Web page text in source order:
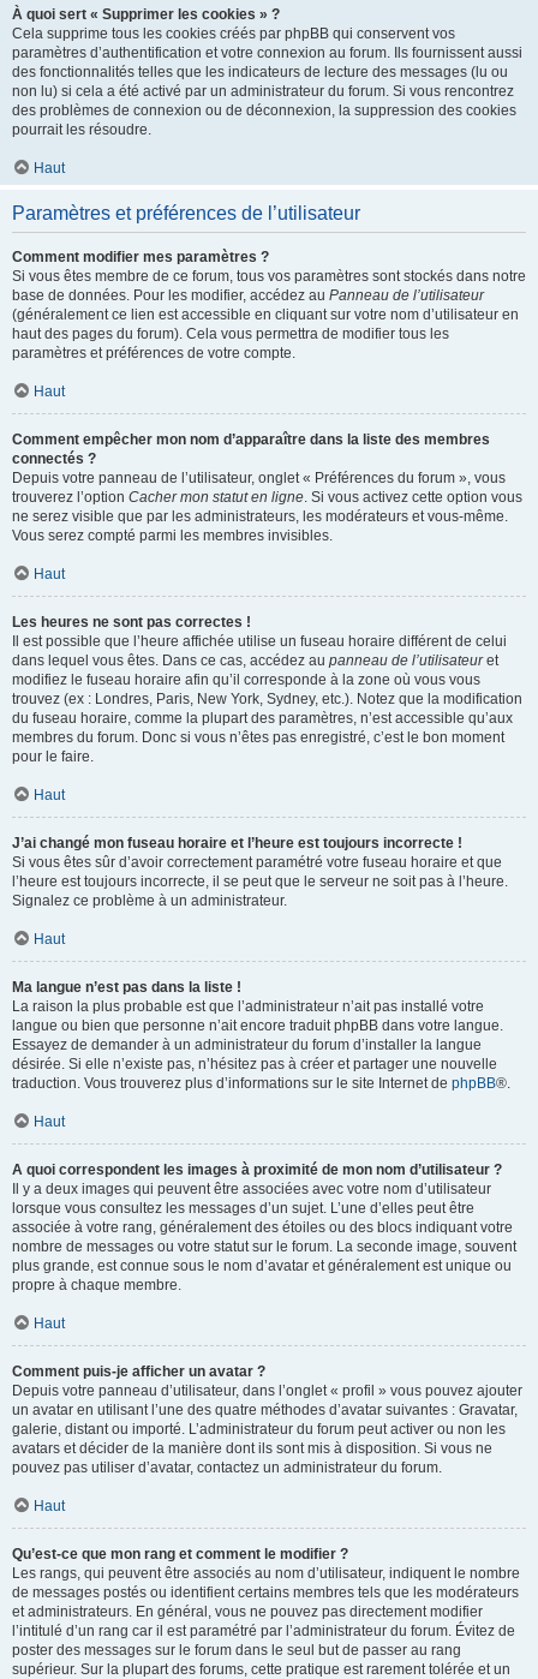
À quoi sert « Supprimer les cookies » ?
Cela supprime tous les cookies créés par phpBB qui conservent vos
paramètres d’authentification et votre connexion au forum. Ils fournissent aussi
des fonctionnalités telles que les indicateurs de lecture des messages (lu ou
non lu) si cela a été activé par un administrateur du forum. Si vous rencontrez
des problèmes de connexion ou de déconnexion, la suppression des cookies
pourrait les résoudre.
Haut
Paramètres et préférences de l’utilisateur
Comment modifier mes paramètres ?
Si vous êtes membre de ce forum, tous vos paramètres sont stockés dans notre
base de données. Pour les modifier, accédez au Panneau de l’utilisateur
(généralement ce lien est accessible en cliquant sur votre nom d’utilisateur en
haut des pages du forum). Cela vous permettra de modifier tous les
paramètres et préférences de votre compte.
Haut
Comment empêcher mon nom d’apparaître dans la liste des membres
connectés ?
Depuis votre panneau de l’utilisateur, onglet « Préférences du forum », vous
trouverez l’option Cacher mon statut en ligne. Si vous activez cette option vous
ne serez visible que par les administrateurs, les modérateurs et vous-même.
Vous serez compté parmi les membres invisibles.
Haut
Les heures ne sont pas correctes !
Il est possible que l’heure affichée utilise un fuseau horaire différent de celui
dans lequel vous êtes. Dans ce cas, accédez au panneau de l’utilisateuret
modifiez le fuseau horaire afin qu’il corresponde à la zone où vous vous
trouvez (ex : Londres, Paris, New York, Sydney, etc.). Notez que la modification
du fuseau horaire, comme la plupart des paramètres, n’est accessible qu’aux
membres du forum. Donc si vous n’êtes pas enregistré, c’est le bon moment
pour le faire.
Haut
J’ai changé mon fuseau horaire et l’heure est toujours incorrecte !
Si vous êtes sûr d’avoir correctement paramétré votre fuseau horaire et que
l’heure est toujours incorrecte, il se peut que le serveur ne soit pas à l’heure.
Signalez ce problème à un administrateur.
Haut
Ma langue n’est pas dans la liste !
La raison la plus probable est que l’administrateur n’ait pas installé votre
langue ou bien que personne n’ait encore traduit phpBB dans votre langue.
Essayez de demander à un administrateur du forum d’installer la langue
désirée. Si elle n’existe pas, n’hésitez pas à créer et partager une nouvelle
traduction. Vous trouverez plus d’informations sur le site Internet de phpBB®.
Haut
A quoi correspondent les images à proximité de mon nom d’utilisateur ?
Il y a deux images qui peuvent être associées avec votre nom d’utilisateur
lorsque vous consultez les messages d’un sujet. L’une d’elles peut être
associée à votre rang, généralement des étoiles ou des blocs indiquant votre
nombre de messages ou votre statut sur le forum. La seconde image, souvent
plus grande, est connue sous le nom d’avatar et généralement est unique ou
propre à chaque membre.
Haut
Comment puis-je afficher un avatar ?
Depuis votre panneau d’utilisateur, dans l’onglet « profil » vous pouvez ajouter
un avatar en utilisant l’une des quatre méthodes d’avatar suivantes : Gravatar,
galerie, distant ou importé. L’administrateur du forum peut activer ou non les
avatars et décider de la manière dont ils sont mis à disposition. Si vous ne
pouvez pas utiliser d’avatar, contactez un administrateur du forum.
Haut
Qu’est-ce que mon rang et comment le modifier ?
Les rangs, qui peuvent être associés au nom d’utilisateur, indiquent le nombre
de messages postés ou identifient certains membres tels que les modérateurs
et administrateurs. En général, vous ne pouvez pas directement modifier
l’intitulé d’un rang car il est paramétré par l’administrateur du forum. Évitez de
poster des messages sur le forum dans le seul but de passer au rang
supérieur. Sur la plupart des forums, cette pratique est rarement tolérée et un